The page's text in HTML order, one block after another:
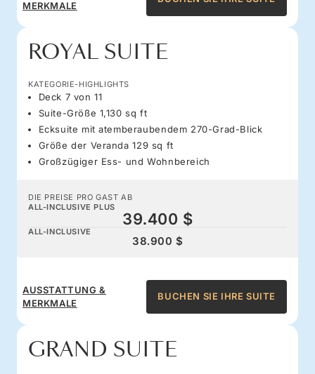
MERKMALE
ROYAL SUITE
KATEGORIE-HIGHLIGHTS
Deck 7 von 11
Suite-Größe 1,130 sq ft
Ecksuite mit atemberaubendem 270-Grad-Blick
Größe der Veranda 129 sq ft
Großzügiger Ess- und Wohnbereich
DIE PREISE PRO GAST AB
ALL-INCLUSIVE PLUS
39.400 $
ALL-INCLUSIVE
38.900 $
AUSSTATTUNG &
MERKMALE
BUCHEN SIE IHRE SUITE
GRAND SUITE